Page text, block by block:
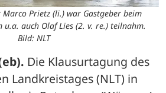
Prietz (li.) war Gastgeber beim
u.a. auch Olaf Lies (2. v. re.) teilnahm.
Bild: NLT
Die Klausurtagung des
Landkreistages (NLT) in